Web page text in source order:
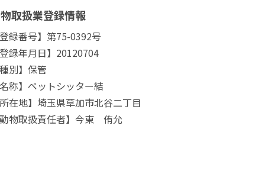
取扱業登録情報
録番号】第75-0392号
録年月日】20120704
別】保管
称】ペットシッター結
在地】埼玉県草加市北谷二丁目
物取扱責任者】今東 侑允